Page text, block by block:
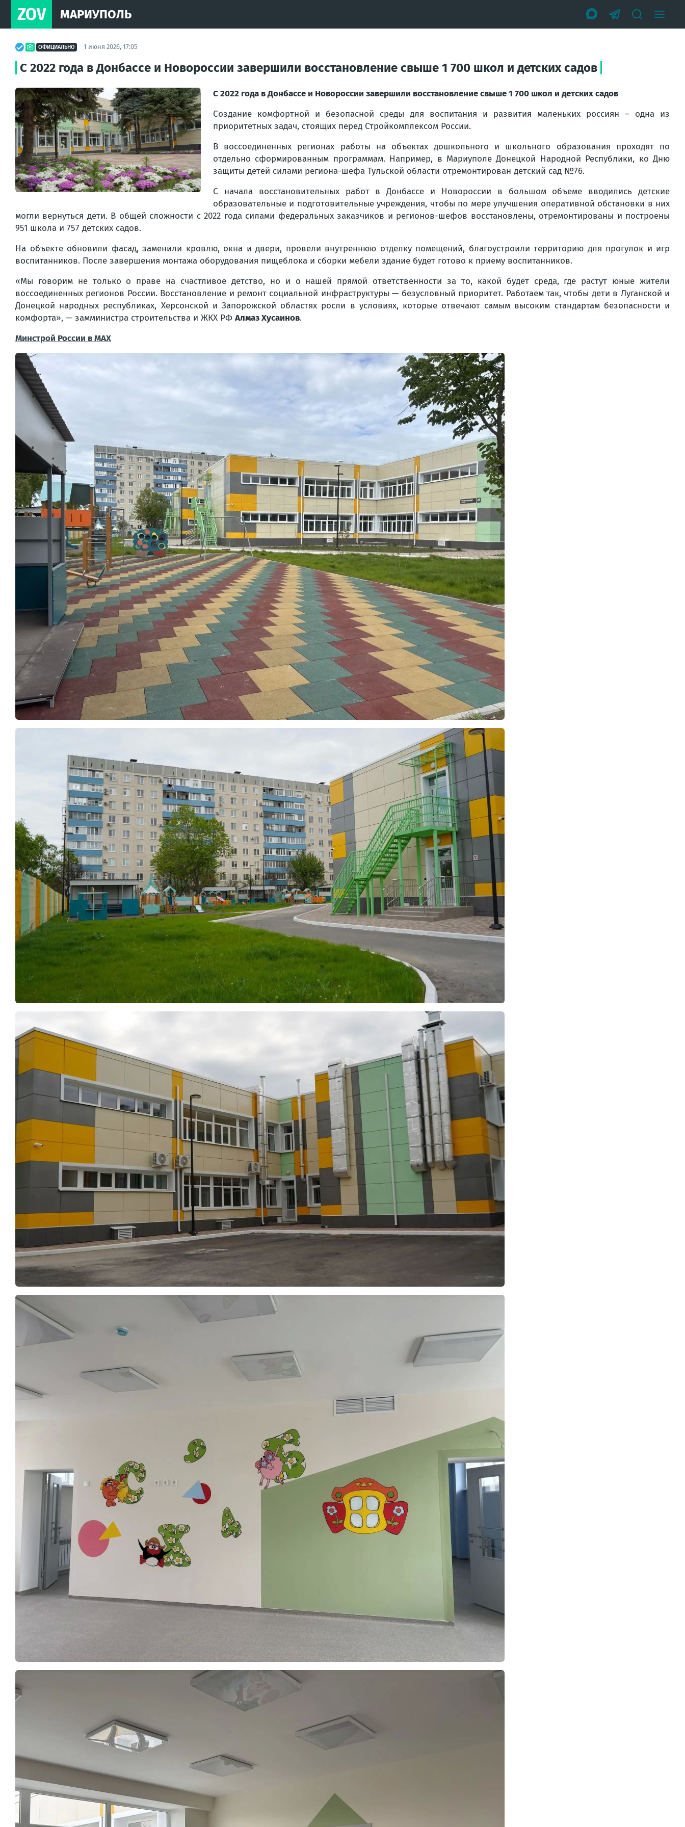
ZOV МАРИУПОЛЬ
ОФИЦИАЛЬНО 1 июня 2026, 17:05
С 2022 года в Донбассе и Новороссии завершили восстановление свыше 1 700 школ и детских садов
С 2022 года в Донбассе и Новороссии завершили восстановление свыше 1 700 школ и детских садов
Создание комфортной и безопасной среды для воспитания и развития маленьких россиян – одна из
приоритетных задач, стоящих перед Стройкомплексом России.
В воссоединенных регионах работы на объектах дошкольного и школьного образования проходят по
отдельно сформированным программам. Например, в Мариуполе Донецкой Народной Республики, ко Дню
защиты детей силами региона-шефа Тульской области отремонтирован детский сад №76.
С начала восстановительных работ в Донбассе и Новороссии в большом объеме вводились детские
образовательные и подготовительные учреждения, чтобы по мере улучшения оперативной обстановки в них
могли вернуться дети. В общей сложности с 2022 года силами федеральных заказчиков и регионов-шефов восстановлены, отремонтированы и построены
951 школа и 757 детских садов.
На объекте обновили фасад, заменили кровлю, окна и двери, провели внутреннюю отделку помещений, благоустроили территорию для прогулок и игр
воспитанников. После завершения монтажа оборудования пищеблока и сборки мебели здание будет готово к приему воспитанников.
«Мы говорим не только о праве на счастливое детство, но и о нашей прямой ответственности за то, какой будет среда, где растут юные жители
воссоединенных регионов России. Восстановление и ремонт социальной инфраструктуры — безусловный приоритет. Работаем так, чтобы дети в Луганской и
Донецкой народных республиках, Херсонской и Запорожской областях росли в условиях, которые отвечают самым высоким стандартам безопасности и
комфорта», — замминистра строительства и ЖКХ РФ Алмаз Хусаинов.
Минстрой России в MAX